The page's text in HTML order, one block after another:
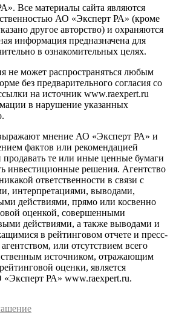
Все материалы сайта являются
АО «Эксперт РА» (кроме
другое авторство) и охраняются
информация предназначена для
в ознакомительных целях.
не может распространяться любым
без предварительного согласия со
на источник www.raexpert.ru
в нарушение указанных
мнение АО «Эксперт РА» и
фактов или рекомендацией
продавать те или иные ценные бумаги
инвестиционные решения. Агентство
ответственности в связи с
интерпретациями, выводами,
действиями, прямо или косвенно
оценкой, совершенными
действиями, а также выводами и
в рейтинговом отчете и пресс-
или отсутствием всего
источником, отражающим
оценки, является
РА» www.raexpert.ru.